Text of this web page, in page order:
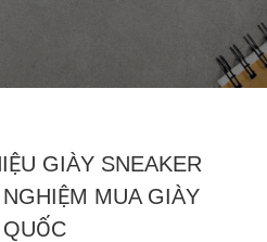
GIÀY SNEAKER
MUA GIÀY